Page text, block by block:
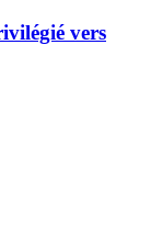
vers